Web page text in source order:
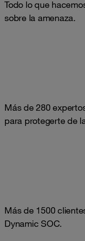
Todo lo que
sobre la amenaza.
Más de 280
para protegerte de
Más de 1500
Dynamic SOC.